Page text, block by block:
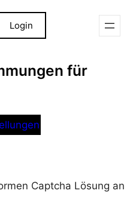
Login
für
Captcha Lösung an